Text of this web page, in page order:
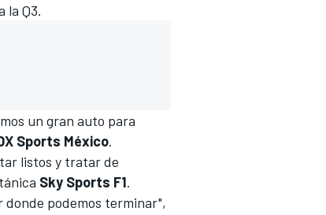
la Q3.
un gran auto para
Sports México.
listos y tratar de
Sky Sports F1.
donde podemos terminar",